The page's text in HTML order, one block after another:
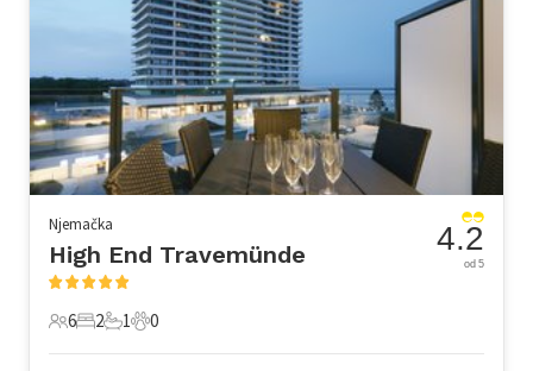
Njemačka
High End Travemünde
6 Gosti
6
2 Spavaće sobe
2
1 Kupaonica
1
0 Kućni ljubimac
0
4.2
od 5